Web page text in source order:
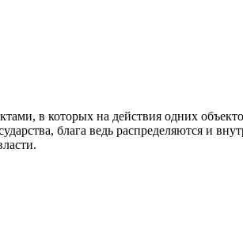
в которых на действия одних
блага ведь распределяются и